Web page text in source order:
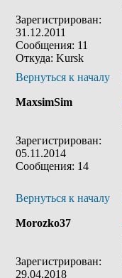
Зарегистрирован:
31.12.2011
Сообщения: 11
Откуда: Kursk
Вернуться к началу
MaxsimSim
Зарегистрирован:
05.11.2014
Сообщения: 14
Вернуться к началу
Morozko37
Зарегистрирован:
29.04.2018